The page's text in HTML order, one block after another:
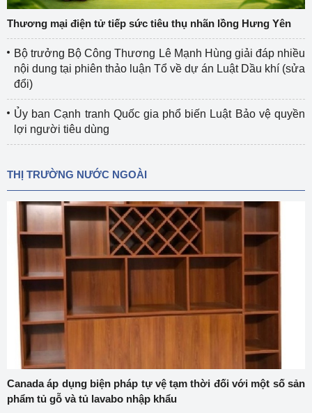
Thương mại điện tử tiếp sức tiêu thụ nhãn lồng Hưng Yên
Bộ trưởng Bộ Công Thương Lê Mạnh Hùng giải đáp nhiều
nội dung tại phiên thảo luận Tổ về dự án Luật Dầu khí (sửa
đổi)
Ủy ban Cạnh tranh Quốc gia phổ biến Luật Bảo vệ quyền
lợi người tiêu dùng
THỊ TRƯỜNG NƯỚC NGOÀI
Canada áp dụng biện pháp tự vệ tạm thời đối với một số sản
phẩm tủ gỗ và tủ lavabo nhập khẩu